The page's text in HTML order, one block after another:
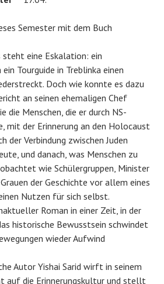
Semester mit dem Buch
steht eine Eskalation: ein
Tourguide in Treblinka einen
Doch wie konnte es dazu
an seinen ehemaligen Chef
die Menschen, die er durch NS-
mit der Erinnerung an den Holocaust
der Verbindung zwischen Juden
und danach, was Menschen zu
wie Schülergruppen, Minister
der Geschichte vor allem eines
Nutzen für sich selbst.
Roman in einer Zeit, in der
historische Bewusstsein schwindet
wieder Aufwind
Autor Yishai Sarid wirft in seinem
auf die Erinnerungskultur und stellt